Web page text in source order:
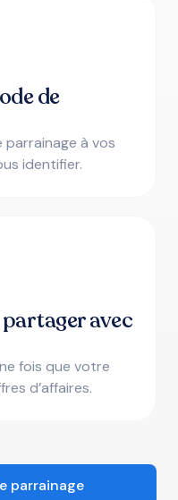
de
à vos
identifier.
avec
fois que votre
d’affaires.
parrainage